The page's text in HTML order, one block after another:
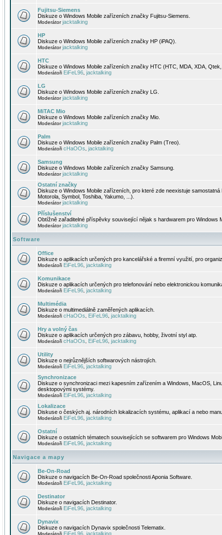
Fujitsu-Siemens
Diskuze o Windows Mobile zařízeních značky Fujitsu-Siemens.
Moderátorjacktalking
HP
Diskuze o Windows Mobile zařízeních značky HP (iPAQ).
Moderátorjacktalking
HTC
Diskuze o Windows Mobile zařízeních značky HTC (HTC, MDA, XDA,
Moderátoři EiFeL96 jacktalking
LG
Diskuze o Windows Mobile zařízeních značky LG.
Moderátorjacktalking
MiTAC Mio
Diskuze o Windows Mobile zařízeních značky Mio.
Moderátorjacktalking
Palm
Diskuze o Windows Mobile zařízeních značky Palm (Treo).
Moderátoři cHaOOs jacktalking
Samsung
Diskuze o Windows Mobile zařízeních značky Samsung.
Moderátorjacktalking
Ostatní značky
Diskuze o Windows Mobile zařízeních, pro které zde neexistuje
Motorola, Symbol, Toshiba, Yakumo, ...).
Moderátorjacktalking
Příslušenství
Obtížně zařaditelné příspěvky související nějak s hardwarem pro Windows
Moderátorjacktalking
Software
Office
Diskuze o aplikacích určených pro kancelářské a firemní využití, pro
Moderátoři EiFeL96 jacktalking
Komunikace
Diskuze o aplikacích určených pro telefonování nebo elektronickou
Moderátoři EiFeL96 jacktalking
Multimédia
Diskuze o multimediálně zaměřených aplikacích.
Moderátoři cHaOOs EiFeL96 jacktalking
Hry a volný čas
Diskuze o aplikacích určených pro zábavu, hobby, životní styl atp.
Moderátoři cHaOOs EiFeL96 jacktalking
Utility
Diskuze o nejrůznějších softwarových nástrojích.
Moderátoři EiFeL96 jacktalking
Synchronizace
Diskuze o synchronizaci mezi kapesním zařízením a Windows, MacOS,
desktopovými systémy.
Moderátoři EiFeL96 jacktalking
Lokalizace
Diskuse o českých aj. národních lokalizacích systému, aplikací a nebo
Moderátoři EiFeL96 jacktalking
Ostatní
Diskuze o ostatních tématech souvisejících se softwarem pro Windows
Moderátoři EiFeL96 jacktalking
Navigace a mapy
Be-On-Road
Diskuze o navigacích Be-On-Road společnosti Aponia Software.
Moderátoři EiFeL96 jacktalking
Destinator
Diskuze o navigacích Destinator.
Moderátoři EiFeL96 jacktalking
Dynavix
Diskuze o navigacích Dynavix společnosti Telematix.
Moderátoři EiFeL96 jacktalking